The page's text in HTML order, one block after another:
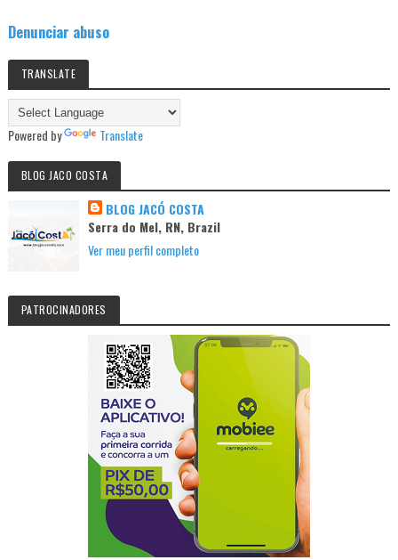
Denunciar abuso
TRANSLATE
Powered by Translate
BLOG JACO COSTA
BLOG JACÓ COSTA
Serra do Mel, RN, Brazil
Ver meu perfil completo
PATROCINADORES